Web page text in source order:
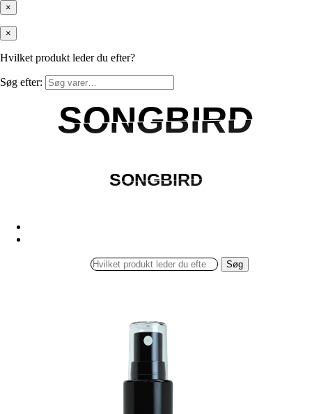
×
×
Hvilket produkt leder du efter?
Søg efter:
SONGBIRD
SONGBIRD
SONGBIRD
SONGBIRD
Søg